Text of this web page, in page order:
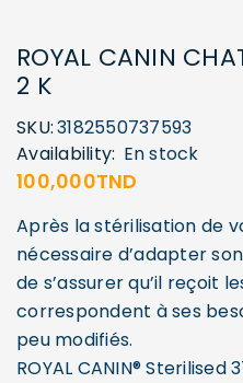
ROYAL CANIN
2 K
SKU:3182550737593
Availability: En stock
100,000TND
Après la stérilisation de
nécessaire d’adapter
de s’assurer qu’il reçoit
correspondent à ses
peu modifiés.
ROYAL CANIN®